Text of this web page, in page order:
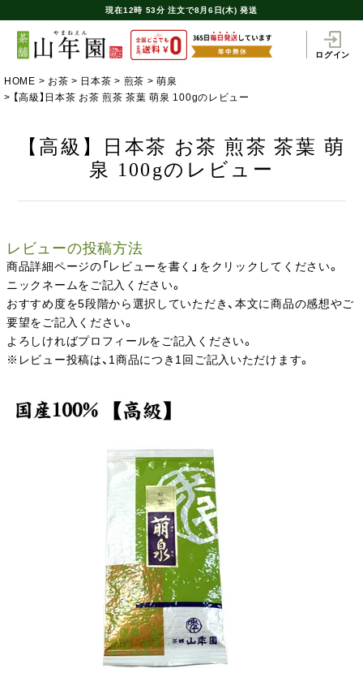
現在12時 53分 注文で8月6日(木) 発送
ログイン
HOME お茶 日本茶 煎茶
萌泉
【高級】日本茶 お茶 煎茶 茶葉 萌泉 100gのレビュー
【高級】日本茶 お茶 煎茶 茶葉 萌
泉 100gのレビュー
レビューの投稿方法
商品詳細ページの「レビューを書く」をクリックしてください。
ニックネームをご記入ください。
おすすめ度を5段階から選択していただき、本文に商品の感想やご
要望をご記入ください。
よろしければプロフィールをご記入ください。
※レビュー投稿は、1商品につき1回ご記入いただけます。